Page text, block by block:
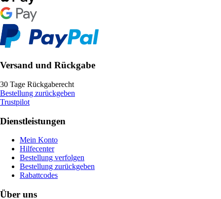
Versand und Rückgabe
30 Tage Rückgaberecht
Bestellung zurückgeben
Trustpilot
Dienstleistungen
Mein Konto
Hilfecenter
Bestellung verfolgen
Bestellung zurückgeben
Rabattcodes
Über uns